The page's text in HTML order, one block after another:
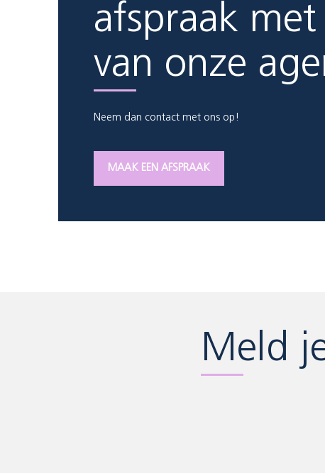
afspraak met
van onze
Neem dan contact met ons op!
MAAK EEN AFSPRAAK
Meld